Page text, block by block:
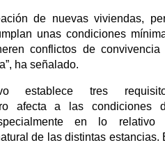
de nuevas viviendas,
unas condiciones
conflictos de convivencia
ha señalado.
establece tres
afecta a las condiciones
en lo relativo
de las distintas estancias.